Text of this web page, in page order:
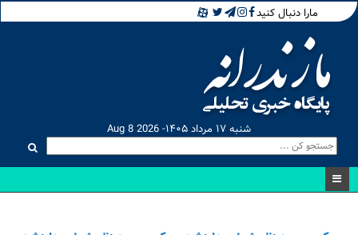
مارا دنبال کنید
شنبه ۱۷ مرداد ۱۴۰۵- Aug 8 2026